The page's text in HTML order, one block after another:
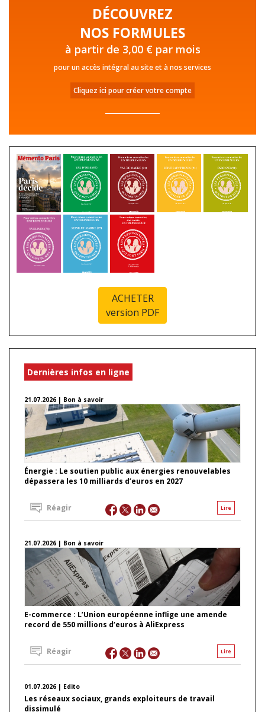
DÉCOUVREZ
NOS FORMULES
à partir de 3,00 € par mois
pour un accès intégral au site et à nos services
Cliquez ici pour créer votre compte
ACHETER
version PDF
Dernières infos en ligne
21.07.2026 | Bon à savoir
Énergie : Le soutien public aux énergies renouvelables
dépassera les 10 milliards d’euros en 2027
Lire
Réagir
21.07.2026 | Bon à savoir
E-commerce : L’Union européenne inflige une amende
record de 550 millions d’euros à AliExpress
Lire
Réagir
01.07.2026 | Edito
Les réseaux sociaux, grands exploiteurs de travail
dissimulé